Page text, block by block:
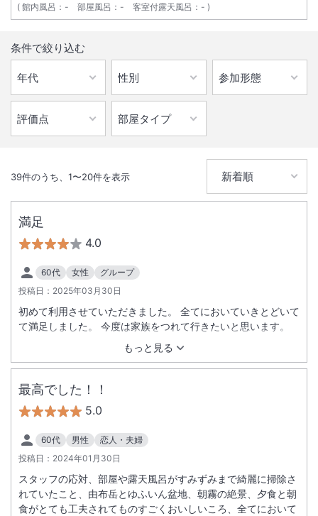
館内風呂 ： - 部屋風呂 ： - 客室付露天風呂 ： -
条件で絞り込む
39件のうち、 1〜20件を表示
満足
4.0
60代 女性
グループ
投稿日： 2025年03月30日
もっと見る
初めて利用させていただきました。 全てにおいていきとどいて
て満足しました。 今度は家族をつれて行きたいと思います。
最高でした！！
5.0
60代 男性
恋人・夫婦
投稿日： 2024年01月30日
スタッフの応対、部屋や露天風呂がすみずみまで綺麗に掃除さ
れていたこと、由布岳とゆふいん盆地、朝霧の絶景、夕食と朝
食がとても工夫されてものすごくおいしいころ、全てにおいて